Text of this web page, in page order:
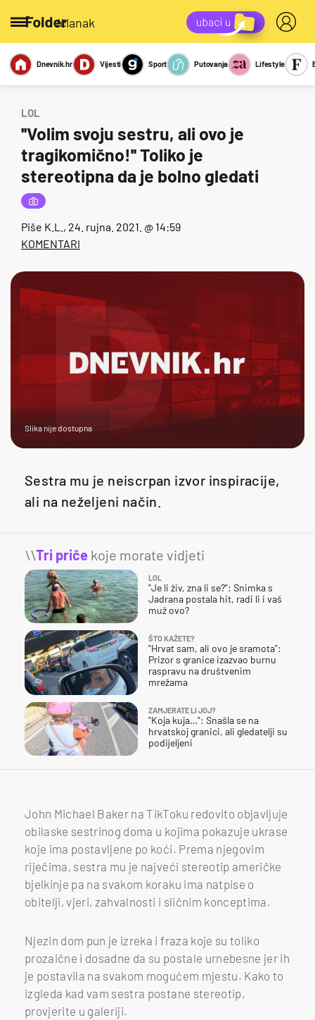
/članak
Miks Kviz
Report
Sexy
Dnevnik.hr Vijesti Sport Putovanja Lifestyle
LOL
''Volim svoju sestru, ali ovo je
tragikomično!'' Toliko je
stereotipna da je bolno gledati
Piše K.L. , 24. rujna. 2021. @ 14:59
KOMENTARI
Slika nije dostupna
Sestra mu je neiscrpan izvor inspiracije,
ali na neželjeni način.
\\Tri priče koje morate vidjeti
LOL
"Je li živ, zna li se?": Snimka s
Jadrana postala hit, radi li i vaš
muž ovo?
ŠTO KAŽETE?
"Hrvat sam, ali ovo je sramota":
Prizor s granice izazvao burnu
raspravu na društvenim
mrežama
ZAMJERATE LI JOJ?
"Koja kuja…": Snašla se na
hrvatskoj granici, ali gledatelji su
podijeljeni
John Michael Baker na TikToku redovito objavljuje
obilaske sestrinog doma u kojima pokazuje ukrase
koje ima postavljene po koći. Prema njegovim
riječima, sestra mu je najveći stereotip američke
bjelkinje pa na svakom koraku ima natpise o
obitelji, vjeri, zahvalnosti i sličnim konceptima.
Njezin dom pun je izreka i fraza koje su toliko
prozaične i dosadne da su postale urnebesne jer ih
je postavila na svakom mogućem mjestu. Kako to
izgleda kad vam sestra postane stereotip,
provjerite u galeriji.